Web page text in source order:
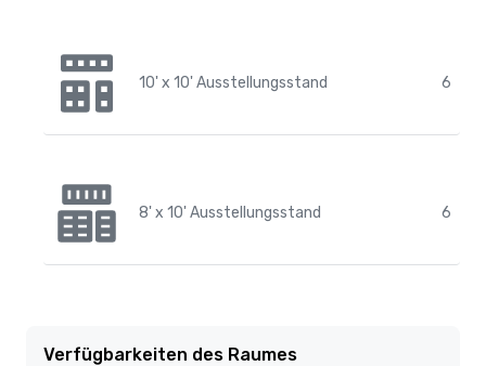
10' x 10' Ausstellungsstand 6
8' x 10' Ausstellungsstand 6
Verfügbarkeiten des Raumes